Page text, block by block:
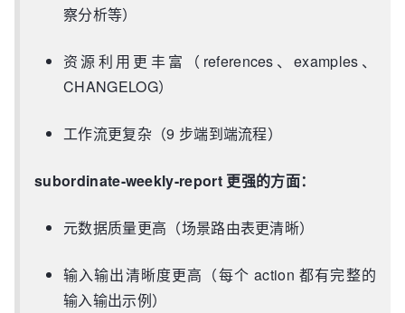
察分析等）
资源利用更丰富（references、examples、
CHANGELOG）
工作流更复杂（9 步端到端流程）
subordinate-weekly-report 更强的方面：
元数据质量更高（场景路由表更清晰）
输入输出清晰度更高（每个 action 都有完整的
输入输出示例）